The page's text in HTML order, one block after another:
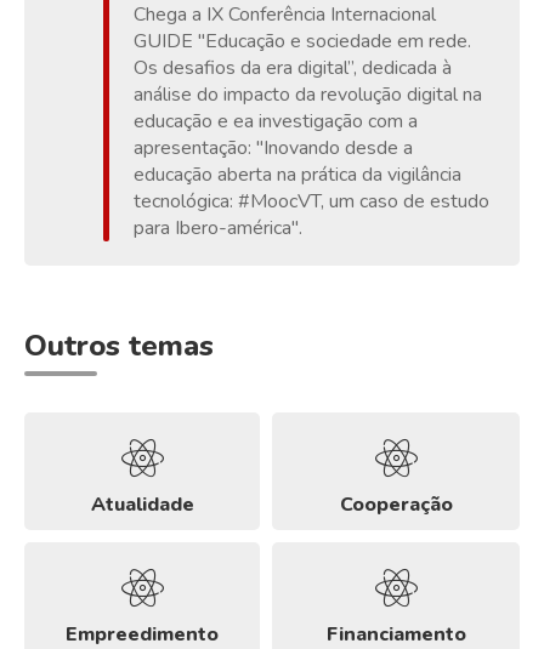
Chega a IX Conferência Internacional
GUIDE "Educação e sociedade em rede.
Os desafios da era digital”, dedicada à
análise do impacto da revolução digital na
educação e ea investigação com a
apresentação: "Inovando desde a
educação aberta na prática da vigilância
tecnológica: #MoocVT, um caso de estudo
para Ibero-américa".
Outros temas
Atualidade Cooperação
Empreedimento Financiamento